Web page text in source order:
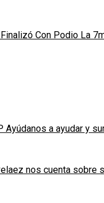
Con Podio La
Ayúdanos a ayudar y
nos cuenta sobre